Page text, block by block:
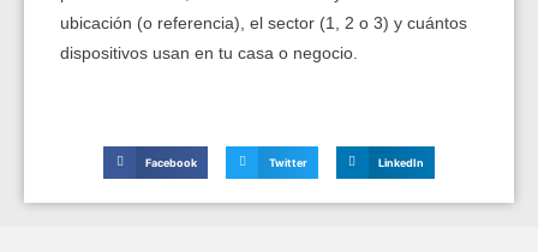
ubicación (o referencia), el sector (1, 2 o 3) y cuántos
dispositivos usan en tu casa o negocio.
Facebook Twitter LinkedIn